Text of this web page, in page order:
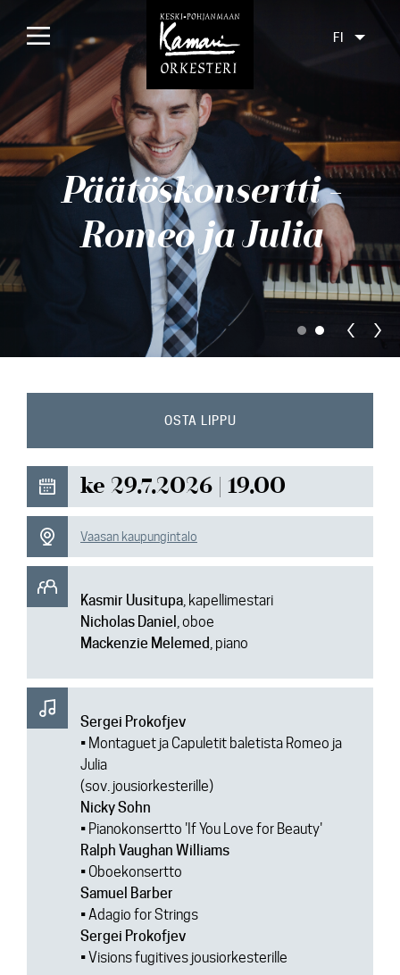
Etusivu
Konsertit
Tulossa
Menneet
Yhteys
FI
Päätöskonsertti -
Romeo ja Julia
OSTA LIPPU
ke 29.7.2026 | 19.00
Vaasan kaupungintalo
Kasmir Uusitupa, kapellimestari
Nicholas Daniel , oboe
Mackenzie Melemed, piano
Sergei Prokofjev
• Montaguet ja Capuletit baletista Romeo ja
Julia
(sov. jousiorkesterille)
Nicky Sohn
• Pianokonsertto ' If You Love for Beauty'
Ralph Vaughan Williams
• Oboekonsertto
Samuel Barber
• Adagio for Strings
Sergei Prokofjev
•Visions fugitives jousiorkesterille